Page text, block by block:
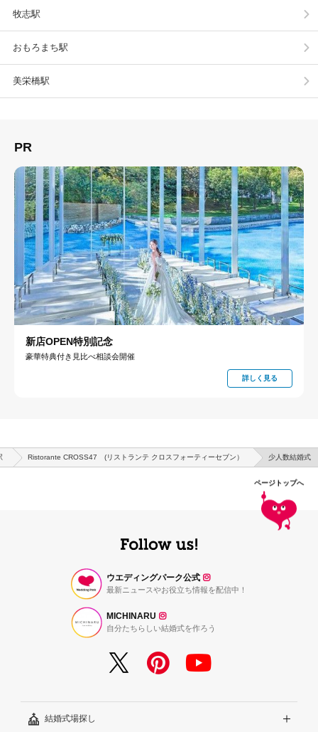
牧志駅
おもろまち駅
美栄橋駅
PR
新店OPEN特別記念
豪華特典付き見比べ相談会開催
詳しく見る
Ristorante CROSS47 (リストランテ クロスフォーティーセブン） 少人数結婚式
ページトップへ
ウエディングパーク公式
最新ニュースやお役立ち情報を配信中！
MICHINARU
自分たちらしい結婚式を作ろう
結婚式場探し